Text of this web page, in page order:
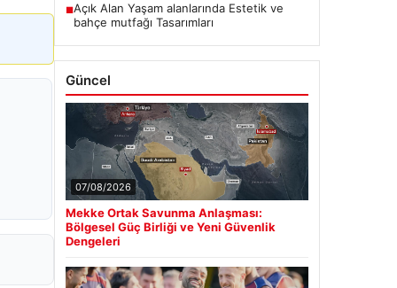
■Açık Alan Yaşam alanlarında Estetik ve
bahçe mutfağı Tasarımları
Güncel
07/08/2026
Mekke Ortak Savunma Anlaşması:
Bölgesel Güç Birliği ve Yeni Güvenlik
Dengeleri